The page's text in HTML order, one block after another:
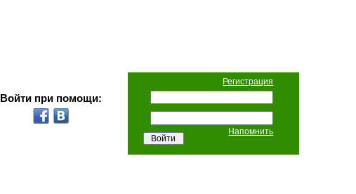
Регистрация
Напомнить
Войти при помощи: